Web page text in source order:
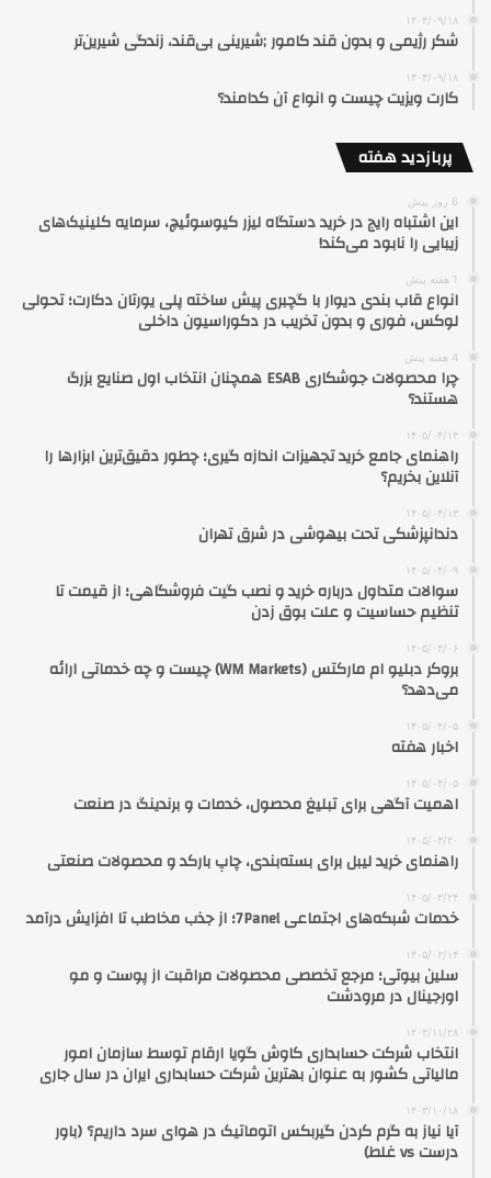
۱۴۰۴/۰۹/۱۸
شکر رژیمی و بدون قند کامور ;شیرینی بی‌قند، زندگی شیرین‌تر
۱۴۰۴/۰۹/۱۸
کارت ویزیت چیست و انواع آن کدامند؟
پربازدید هفته
6 روز پیش
این اشتباه رایج در خرید دستگاه لیزر کیوسوئیچ، سرمایه کلینیک‌های
زیبایی را نابود می‌کند!
1 هفته پیش
انواع قاب بندی دیوار با گچبری پیش ساخته پلی یورتان دکارت؛ تحولی
لوکس، فوری و بدون تخریب در دکوراسیون داخلی
4 هفته پیش
چرا محصولات جوشکاری ESAB همچنان انتخاب اول صنایع بزرگ
هستند؟
۱۴۰۵/۰۴/۱۴
راهنمای جامع خرید تجهیزات اندازه گیری؛ چطور دقیق‌ترین ابزارها را
آنلاین بخریم؟
۱۴۰۵/۰۴/۱۳
دندانپزشکی تحت بیهوشی در شرق تهران
۱۴۰۵/۰۴/۰۹
سوالات متداول درباره خرید و نصب گیت فروشگاهی؛ از قیمت تا
تنظیم حساسیت و علت بوق زدن
۱۴۰۵/۰۴/۰۶
بروکر دبلیو ام مارکتس (WM Markets) چیست و چه خدماتی ارائه
می‌دهد؟
۱۴۰۵/۰۴/۰۵
اخبار هفته
۱۴۰۵/۰۴/۰۵
اهمیت آگهی برای تبلیغ محصول، خدمات و برندینگ در صنعت
۱۴۰۵/۰۳/۳۰
راهنمای خرید لیبل برای بسته‌بندی، چاپ بارکد و محصولات صنعتی
۱۴۰۵/۰۳/۲۴
خدمات شبکه‌های اجتماعی 7Panel؛ از جذب مخاطب تا افزایش درآمد
۱۴۰۵/۰۲/۱۴
سلین بیوتی؛ مرجع تخصصی محصولات مراقبت از پوست و مو
اورجینال در مرودشت
۱۴۰۳/۱۱/۲۸
انتخاب شرکت حسابداری کاوش گویا ارقام توسط سازمان امور
مالیاتی کشور به عنوان بهترین شرکت حسابداری ایران در سال جاری
۱۴۰۳/۱۰/۱۸
آیا نیاز به گرم کردن گیربکس اتوماتیک در هوای سرد داریم؟ (باور
درست vs غلط)